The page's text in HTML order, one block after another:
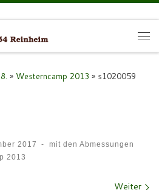
8. » Westerncamp 2013 » s1020059
2017 -
mit den Abmessungen
2013
Weiter